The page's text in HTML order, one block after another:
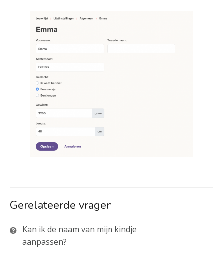
Gerelateerde vragen
Kan ik de naam van mijn kindje
aanpassen?